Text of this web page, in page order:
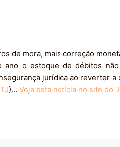
de mora, mais correção
o estoque de débitos
jurídica ao reverter
)… Veja esta notícia no site do